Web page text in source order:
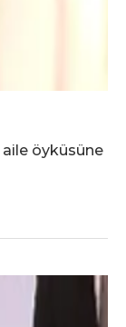
öyküsüne